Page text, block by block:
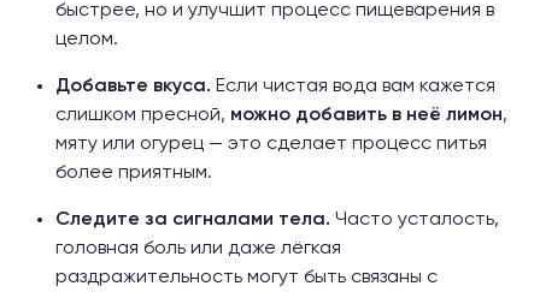
быстрее, но и улучшит процесс пищеварения в
целом.
Добавьте вкуса. Если чистая вода вам кажется
слишком пресной, можно добавить в неё лимон,
мяту или огурец — это сделает процесс питья
более приятным.
Следите за сигналами тела. Часто усталость,
головная боль или даже лёгкая
раздражительность могут быть связаны с